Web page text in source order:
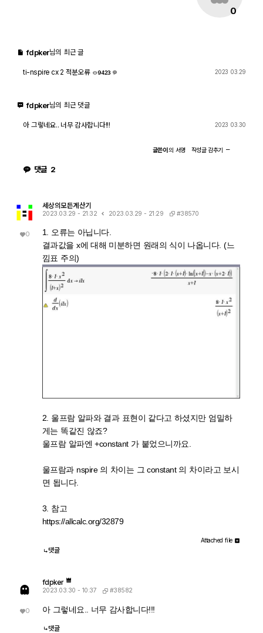
0
fdpker님의 최근 글
ti-nspire cx 2 적분오류
9423
2023 03.29
fdpker님의 최근 댓글
아 그렇네요.. 너무 감사합니다!!! 2023 03.30
글쓴이의 서명 작성글감추기
댓글 2
0
세상의모든계산기
2023.03.29 - 21:32 2023.03.29 - 21:29 #38570
1. 오류는 아닙니다.
결과값을 x에 대해 미분하면 원래의 식이 나옵니다. (느
낌표 주의)
2. 울프람 알파와 결과 표현이 같다고 하셨지만 엄밀하
게는 똑같진 않죠?
울프람 알파엔 +constant 가 붙었으니까요.
울프람과 nspire 의 차이는 그 constant 의 차이라고 보시
면 됩니다.
3. 참고
https://allcalc.org/32879
Attached file
댓글
0
fdpker
2023.03.30 - 10:37 #38582
아 그렇네요.. 너무 감사합니다!!!
댓글